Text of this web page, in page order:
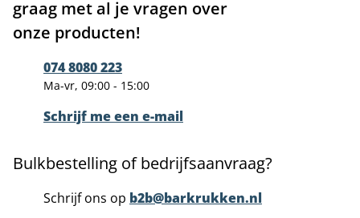
graag met al je vragen over
onze producten!
074 8080 223
Ma-vr, 09:00 - 15:00
Schrijf me een e-mail
Bulkbestelling of bedrijfsaanvraag?
Schrijf ons op b2b@barkrukken.nl